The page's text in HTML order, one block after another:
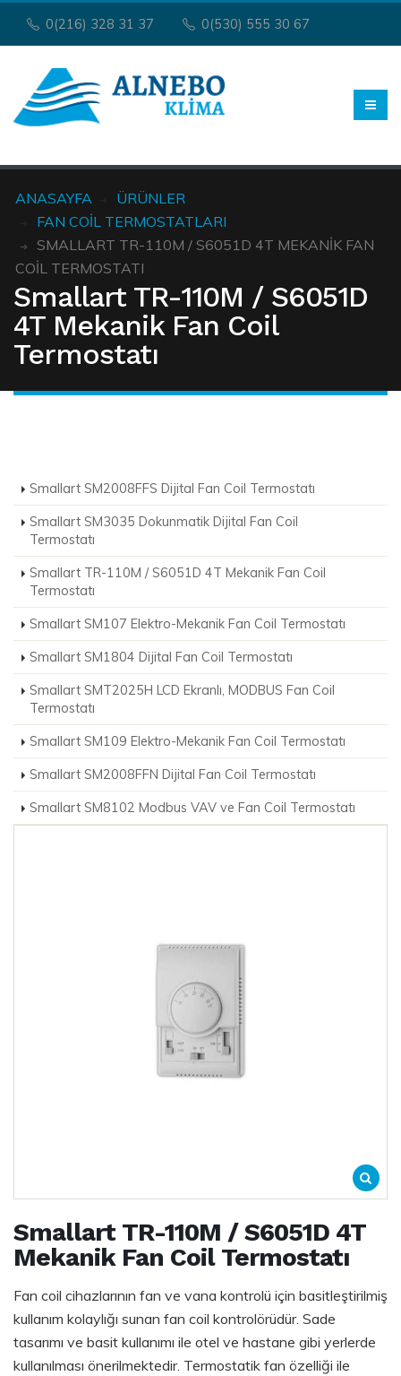
0(216) 328 31 37 0(530) 555 30 67
ANASAYFA
ÜRÜNLER
FAN COIL TERMOSTATLARI
SMALLART TR-110M / S6051D 4T MEKANIK FAN
COIL TERMOSTATI
Smallart TR-110M / S6051D
4T Mekanik Fan Coil
Termostatı
Smallart SM2008FFS Dijital Fan Coil Termostatı
Smallart SM3035 Dokunmatik Dijital Fan Coil
Termostatı
Smallart TR-110M / S6051D 4T Mekanik Fan Coil
Termostatı
Smallart SM107 Elektro-Mekanik Fan Coil Termostatı
Smallart SM1804 Dijital Fan Coil Termostatı
Smallart SMT2025H LCD Ekranlı, MODBUS Fan Coil
Termostatı
Smallart SM109 Elektro-Mekanik Fan Coil Termostatı
Smallart SM2008FFN Dijital Fan Coil Termostatı
Smallart SM8102 Modbus VAV ve Fan Coil Termostatı
Smallart TR-110M / S6051D 4T
Mekanik Fan Coil Termostatı
Fan coil cihazlarının fan ve vana kontrolü için basitleştirilmiş
kullanım kolaylığı sunan fan coil kontrolörüdür. Sade
tasarımı ve basit kullanımı ile otel ve hastane gibi yerlerde
kullanılması önerilmektedir. Termostatik fan özelliği ile